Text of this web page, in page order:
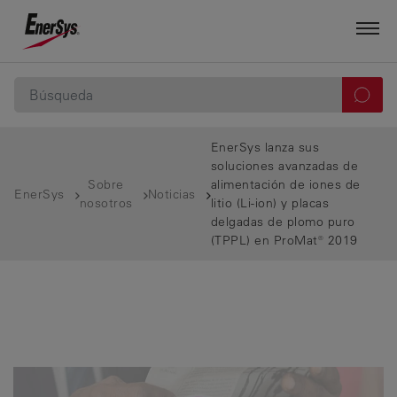
EnerSys
Sobre
nosotros
Noticias
EnerSys lanza sus
soluciones avanzadas de
alimentación de iones de
litio (Li-ion) y placas
delgadas de plomo puro
(TPPL) en ProMat® 2019